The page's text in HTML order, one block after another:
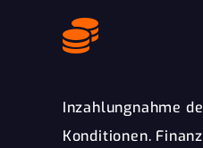
Inzahlungnahme
Konditionen.